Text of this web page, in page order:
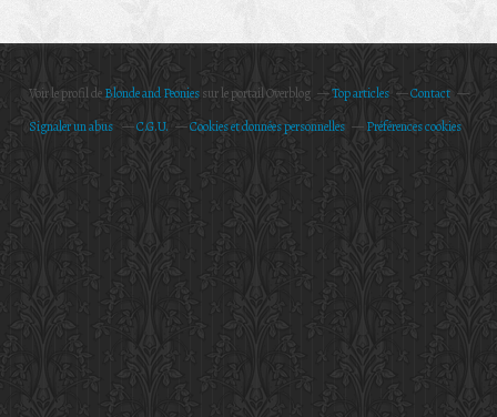
Voir le profil deBlonde and Peoniessur le portail Overblog Top articles
Contact
Signaler un abus
C.G.U. Cookies et données personnelles Préférences cookies